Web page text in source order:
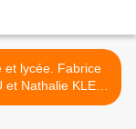
et lycée. Fabrice
et Nathalie KLEIN
- Dunod 2024. >